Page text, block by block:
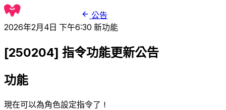
公告
2026年2月4日 下午6:30 新功能
[250204] 指令功能更新公告
功能
現在可以為角色設定指令了！